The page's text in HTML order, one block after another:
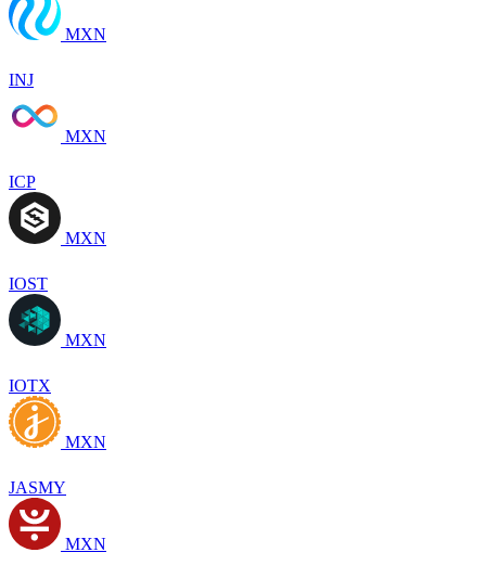
MXN
INJ
MXN
ICP
MXN
IOST
MXN
IOTX
MXN
JASMY
MXN